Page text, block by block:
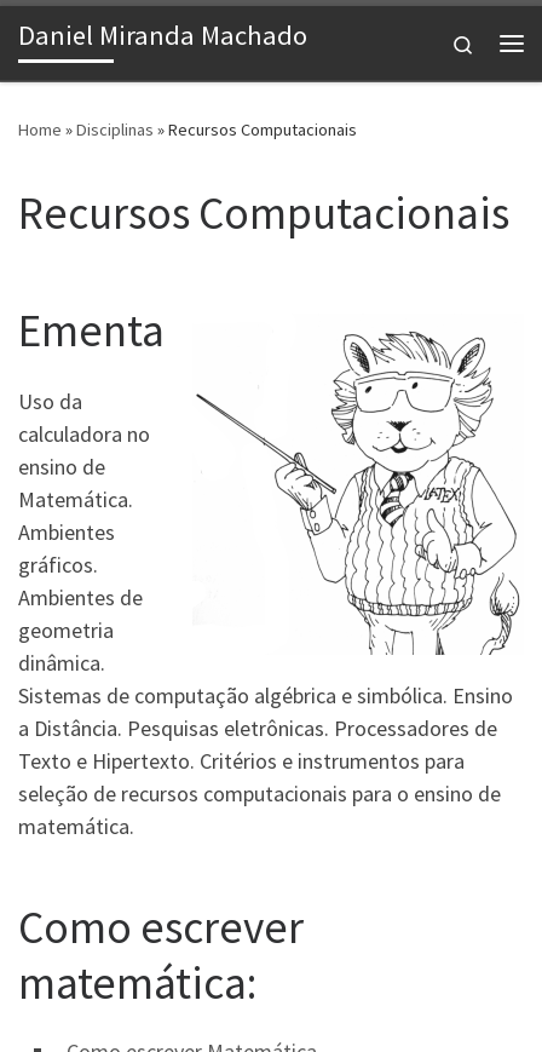
Skip to content
Daniel Miranda Machado
Search
Home »Disciplinas »Recursos Computacionais
Recursos Computacionais
Ementa
Uso da
calculadora no
ensino de
Matemática.
Ambientes
gráficos.
Ambientes de
geometria
dinâmica.
Sistemas de computação algébrica e simbólica. Ensino
a Distância. Pesquisas eletrônicas. Processadores de
Texto e Hipertexto. Critérios e instrumentos para
seleção de recursos computacionais para o ensino de
matemática.
Como escrever
matemática: